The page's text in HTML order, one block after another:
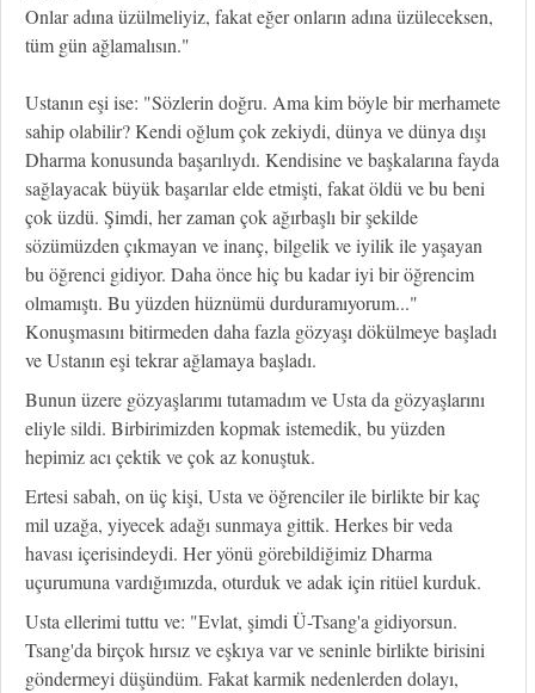
Onlar adına üzülmeliyiz, fakat eğer onların adına üzüleceksen,
tüm gün ağlamalısın."
Ustanın eşi ise: "Sözlerin doğru. Ama kim böyle bir merhamete
sahip olabilir? Kendi oğlum çok zekiydi, dünya ve dünya dışı
Dharma konusunda başarılıydı. Kendisine ve başkalarına fayda
sağlayacak büyük başarılar elde etmişti, fakat öldü ve bu beni
çok üzdü. Şimdi, her zaman çok ağırbaşlı bir şekilde
sözümüzden çıkmayan ve inanç, bilgelik ve iyilik ile yaşayan
bu öğrenci gidiyor. Daha önce hiç bu kadar iyi bir öğrencim
olmamıştı. Bu yüzden hüznümü durduramıyorum..."
Konuşmasını bitirmeden daha fazla gözyaşı dökülmeye başladı
ve Ustanın eşi tekrar ağlamaya başladı.
Bunun üzere gözyaşlarımı tutamadım ve Usta da gözyaşlarını
eliyle sildi. Birbirimizden kopmak istemedik, bu yüzden
hepimiz acı çektik ve çok az konuştuk.
Ertesi sabah, on üç kişi, Usta ve öğrenciler ile birlikte bir kaç
mil uzağa, yiyecek adağı sunmaya gittik. Herkes bir veda
havası içerisindeydi. Her yönü görebildiğimiz Dharma
uçurumuna vardığımızda, oturduk ve adak için ritüel kurduk.
Usta ellerimi tuttu ve: "Evlat, şimdi Ü-Tsang'a gidiyorsun.
Tsang'da birçok hırsız ve eşkıya var ve seninle birlikte birisini
göndermeyi düşündüm. Fakat karmik nedenlerden dolayı,